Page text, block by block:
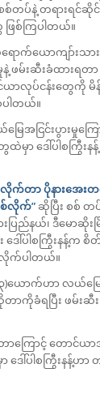
စစ်တပ်နဲ့ တရားရင်ဆို
ြစ်ကြပါတယ်။
က်ယောကျာ်းသား
နဲ့ ဖမ်းဆီးခံထားရတ
ာလုပ်ငန်းတွေကို မိ
ါတယ်။
ေအငြင်းပွားမှုကြ
မှာ ဒေါ်ပါစကြွီး
က်တာ ပိုနားအေ
လိုက်”ဆိုပြီး စစ် တ
ည်နယ်၊ ဒီမောဆိုးမ
ေါ်ပါစကြွီးနန့်က စိ
လိုက်ပါတယ်။
)ယောက်ဟာ လယ်မြေ
ကိုခံရပြီး ဖမ်းဆီး
ကြောင့် တောင်ယာ
ဒေါ်ပါစကြွီးနန့်